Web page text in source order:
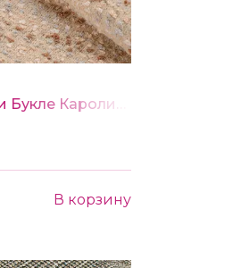
Ткань Джерси Букле Каролина 3748 цв. коричнево-бежевый на молочном
В корзину